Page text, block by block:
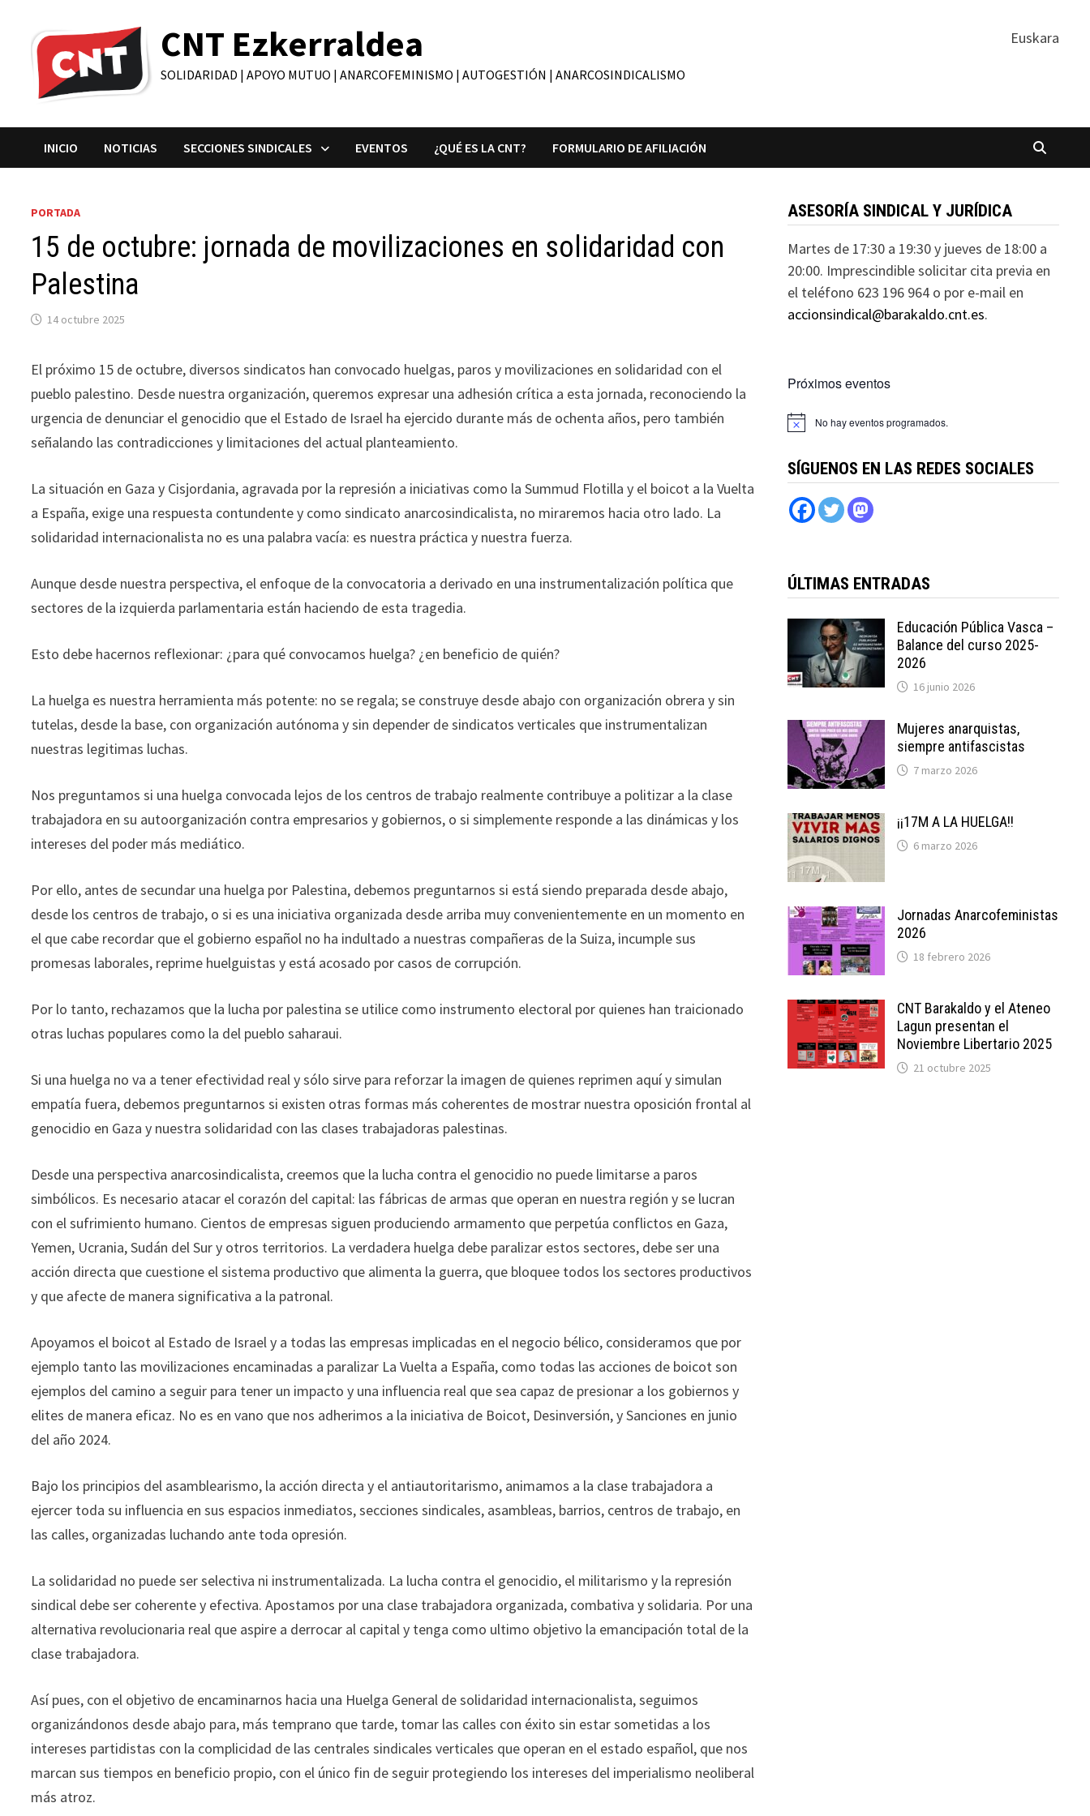
contenido
CNT Ezkerraldea
SOLIDARIDAD | APOYO MUTUO | ANARCOFEMINISMO | AUTOGESTIÓN | ANARCOSINDICALISMO
Euskara
INICIO NOTICIAS SECCIONES SINDICALES EVENTOS ¿QUÉ ES LA CNT? FORMULARIO DE AFILIACIÓN
PORTADA
15 de octubre: jornada de movilizaciones en solidaridad con
Palestina
14 octubre 2025
El próximo 15 de octubre, diversos sindicatos han convocado huelgas, paros y movilizaciones en solidaridad con el
pueblo palestino. Desde nuestra organización, queremos expresar una adhesión crítica a esta jornada, reconociendo la
urgencia de denunciar el genocidio que el Estado de Israel ha ejercido durante más de ochenta años, pero también
señalando las contradicciones y limitaciones del actual planteamiento.
La situación en Gaza y Cisjordania, agravada por la represión a iniciativas como la Summud Flotilla y el boicot a la Vuelta
a España, exige una respuesta contundente y como sindicato anarcosindicalista, no miraremos hacia otro lado. La
solidaridad internacionalista no es una palabra vacía: es nuestra práctica y nuestra fuerza.
Aunque desde nuestra perspectiva, el enfoque de la convocatoria a derivado en una instrumentalización política que
sectores de la izquierda parlamentaria están haciendo de esta tragedia.
Esto debe hacernos reflexionar: ¿para qué convocamos huelga? ¿en beneficio de quién?
La huelga es nuestra herramienta más potente: no se regala; se construye desde abajo con organización obrera y sin
tutelas, desde la base, con organización autónoma y sin depender de sindicatos verticales que instrumentalizan
nuestras legitimas luchas.
Nos preguntamos si una huelga convocada lejos de los centros de trabajo realmente contribuye a politizar a la clase
trabajadora en su autoorganización contra empresarios y gobiernos, o si simplemente responde a las dinámicas y los
intereses del poder más mediático.
Por ello, antes de secundar una huelga por Palestina, debemos preguntarnos si está siendo preparada desde abajo,
desde los centros de trabajo, o si es una iniciativa organizada desde arriba muy convenientemente en un momento en
el que cabe recordar que el gobierno español no ha indultado a nuestras compañeras de la Suiza, incumple sus
promesas laborales, reprime huelguistas y está acosado por casos de corrupción.
Por lo tanto, rechazamos que la lucha por palestina se utilice como instrumento electoral por quienes han traicionado
otras luchas populares como la del pueblo saharaui.
Si una huelga no va a tener efectividad real y sólo sirve para reforzar la imagen de quienes reprimen aquí y simulan
empatía fuera, debemos preguntarnos si existen otras formas más coherentes de mostrar nuestra oposición frontal al
genocidio en Gaza y nuestra solidaridad con las clases trabajadoras palestinas.
Desde una perspectiva anarcosindicalista, creemos que la lucha contra el genocidio no puede limitarse a paros
simbólicos. Es necesario atacar el corazón del capital: las fábricas de armas que operan en nuestra región y se lucran
con el sufrimiento humano. Cientos de empresas siguen produciendo armamento que perpetúa conflictos en Gaza,
Yemen, Ucrania, Sudán del Sur y otros territorios. La verdadera huelga debe paralizar estos sectores, debe ser una
acción directa que cuestione el sistema productivo que alimenta la guerra, que bloquee todos los sectores productivos
y que afecte de manera significativa a la patronal.
Apoyamos el boicot al Estado de Israel y a todas las empresas implicadas en el negocio bélico, consideramos que por
ejemplo tanto las movilizaciones encaminadas a paralizar La Vuelta a España, como todas las acciones de boicot son
ejemplos del camino a seguir para tener un impacto y una influencia real que sea capaz de presionar a los gobiernos y
elites de manera eficaz. No es en vano que nos adherimos a la iniciativa de Boicot, Desinversión, y Sanciones en junio
del año 2024.
Bajo los principios del asamblearismo, la acción directa y el antiautoritarismo, animamos a la clase trabajadora a
ejercer toda su influencia en sus espacios inmediatos, secciones sindicales, asambleas, barrios, centros de trabajo, en
las calles, organizadas luchando ante toda opresión.
La solidaridad no puede ser selectiva ni instrumentalizada. La lucha contra el genocidio, el militarismo y la represión
sindical debe ser coherente y efectiva. Apostamos por una clase trabajadora organizada, combativa y solidaria. Por una
alternativa revolucionaria real que aspire a derrocar al capital y tenga como ultimo objetivo la emancipación total de la
clase trabajadora.
Así pues, con el objetivo de encaminarnos hacia una Huelga General de solidaridad internacionalista, seguimos
organizándonos desde abajo para, más temprano que tarde, tomar las calles con éxito sin estar sometidas a los
intereses partidistas con la complicidad de las centrales sindicales verticales que operan en el estado español, que nos
marcan sus tiempos en beneficio propio, con el único fin de seguir protegiendo los intereses del imperialismo neoliberal
más atroz.
ASESORÍA SINDICAL Y JURÍDICA
Martes de 17:30 a 19:30 y jueves de 18:00 a
20:00. Imprescindible solicitar cita previa en
el teléfono 623 196 964 o por e-mail en
accionsindical@barakaldo.cnt.es.
Próximos eventos
No hay eventos programados.
SÍGUENOS EN LAS REDES SOCIALES
ÚLTIMAS ENTRADAS
Educación Pública Vasca –
Balance del curso 2025-
2026
16 junio 2026
Mujeres anarquistas,
siempre antifascistas
7 marzo 2026
¡¡17M A LA HUELGA!!
6 marzo 2026
Jornadas Anarcofeministas
2026
18 febrero 2026
CNT Barakaldo y el Ateneo
Lagun presentan el
Noviembre Libertario 2025
21 octubre 2025